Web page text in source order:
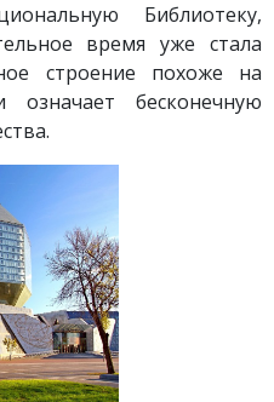
Библиотеку,
время уже стала
строение похоже на
означает бесконечную